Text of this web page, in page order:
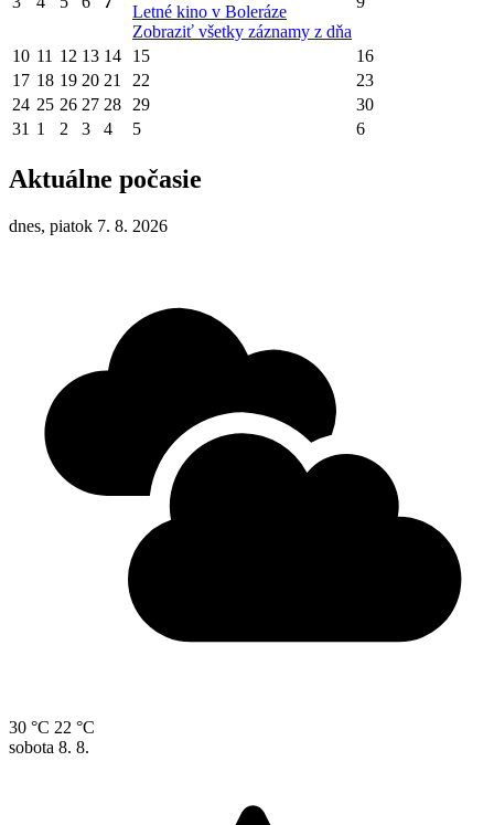
Letné kino v Boleráze
Zobraziť všetky záznamy z dňa
10 11 12 13 14 15
16
17 18 19 20 21 22
23
24 25 26 27 28 29
30
31 1 2 3 4 5 6
Aktuálne počasie
dnes, piatok 7. 8. 2026
30 °C 22 °C
sobota 8. 8.